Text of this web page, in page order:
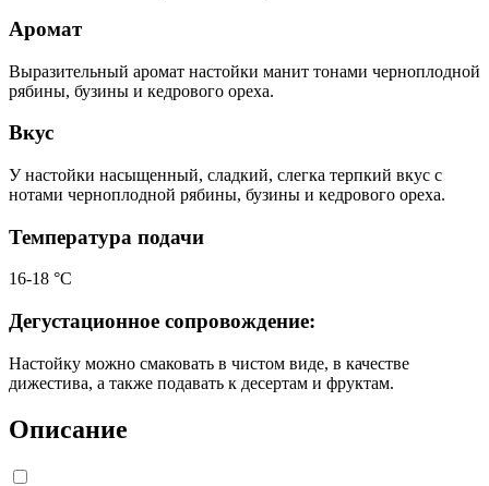
Аромат
Выразительный аромат настойки манит тонами черноплодной
рябины, бузины и кедрового ореха.
Вкус
У настойки насыщенный, сладкий, слегка терпкий вкус с
нотами черноплодной рябины, бузины и кедрового ореха.
Температура подачи
16-18 °С
Дегустационное сопровождение:
Настойку можно смаковать в чистом виде, в качестве
дижестива, а также подавать к десертам и фруктам.
Описание